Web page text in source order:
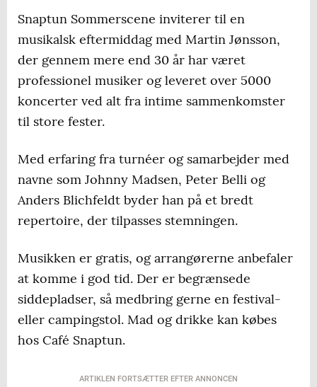
Snaptun Sommerscene inviterer til en
musikalsk eftermiddag med Martin Jønsson,
der gennem mere end 30 år har været
professionel musiker og leveret over 5000
koncerter ved alt fra intime sammenkomster
til store fester.
Med erfaring fra turnéer og samarbejder med
navne som Johnny Madsen, Peter Belli og
Anders Blichfeldt byder han på et bredt
repertoire, der tilpasses stemningen.
Musikken er gratis, og arrangørerne anbefaler
at komme i god tid. Der er begrænsede
siddepladser, så medbring gerne en festival-
eller campingstol. Mad og drikke kan købes
hos Café Snaptun.
ARTIKLEN FORTSÆTTER EFTER ANNONCEN